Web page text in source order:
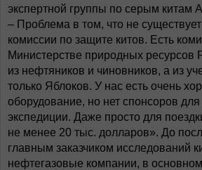
экспертной группы по серым китам
– Проблема в том, что не
комиссии по защите китов. Есть
Министерстве природных ресурсов
из нефтяников и чиновников, а из
только Яблоков. У нас есть очень
оборудование, но нет спонсоров
экспедиции. Даже просто для
не менее 20 тыс. долларов». До
главным заказчиком исследований
нефтегазовые компании, в